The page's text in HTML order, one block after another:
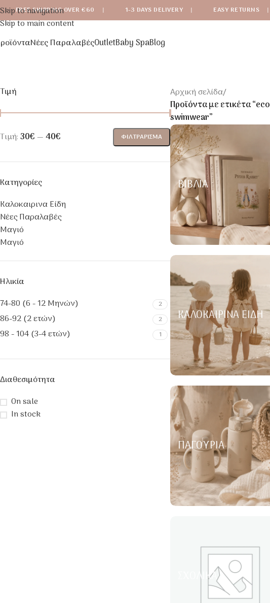
Skip to navigation
Skip to main content
FREE SHIPPING OVER €60 | 1-3 DAYS DELIVERY | EASY RETURNS |
Νέες ΠαραλαβέςOutletBaby SpaBlog
Τιμή
ΦΙΛΤΡΆΡΙΣΜΑ
Τιμή:30€—40€
Κατηγορίες
Καλοκαιρινα Είδη
Νέες Παραλαβές
Μαγιό
Μαγιό
Ηλικία
74-80 (6 - 12 Μηνών)
2
86-92 (2 ετών) 2
98 - 104 (3-4 ετών) 1
Διαθεσιμότητα
On sale
In stock
Αρχική σελίδα/
Προϊόντα με ετικέτα “eco
swimwear”
ΒΙΒΛΊΑ
ΚΑΛΟΚΑΙΡΙΝΑ ΕΊΔΗ
ΠΑΓΟΎΡΙΑ
ΣΧΟΛΙΚΆ